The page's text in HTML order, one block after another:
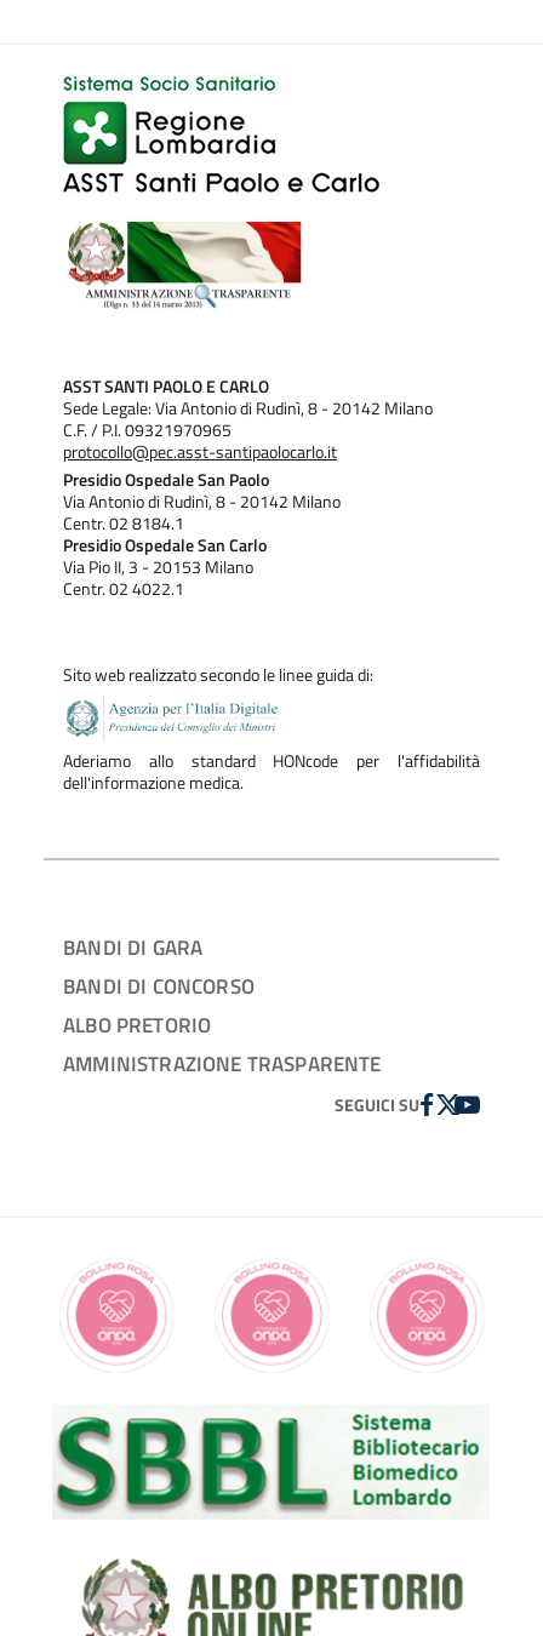
ASST SANTI PAOLO E CARLO
Sede Legale: Via Antonio di Rudinì, 8 - 20142 Milano
C.F. / P.I. 09321970965
protocollo@pec.asst-santipaolocarlo.it
Presidio Ospedale San Paolo
Via Antonio di Rudinì, 8 - 20142 Milano
Centr. 02 8184.1
Presidio Ospedale San Carlo
Via Pio II, 3 - 20153 Milano
Centr. 02 4022.1
Sito web realizzato secondo le linee guida di:
Aderiamo allo standard HONcode per l'affidabilità
dell'informazione medica.
BANDI DI GARA
BANDI DI CONCORSO
ALBO PRETORIO
AMMINISTRAZIONE TRASPARENTE
SEGUICI SUFACEBOOK
TWITTER
YOUTUBE